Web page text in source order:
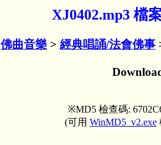
XJ0402.mp3 檔
佛曲音樂 > 經典唱誦/法會佛事
※MD5 檢查碼:
(可用 WinMD5_v2.exe